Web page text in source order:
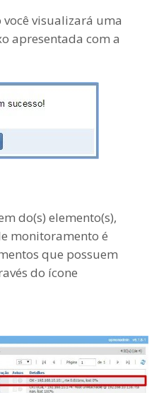
visualizará uma
apresentada com a
do(s) elemento(s),
monitoramento é
que possuem
do ícone